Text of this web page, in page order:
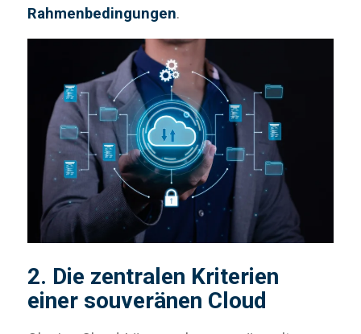
Rahmenbedingungen.
2. Die zentralen Kriterien
einer souveränen Cloud